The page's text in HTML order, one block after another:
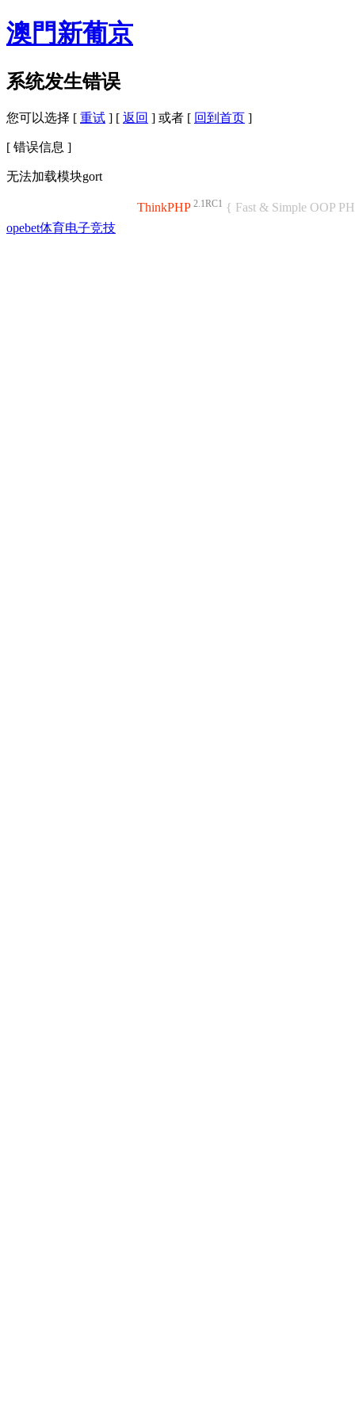
澳門新葡京
系统发生错误
您可以选择 [ 重试 ] [ 返回 ] 或者 [ 回到首页 ]
[ 错误信息 ]
无法加载模块gort
ThinkPHP 2.1RC1 { Fast & Simple OOP
opebet体育电子竞技